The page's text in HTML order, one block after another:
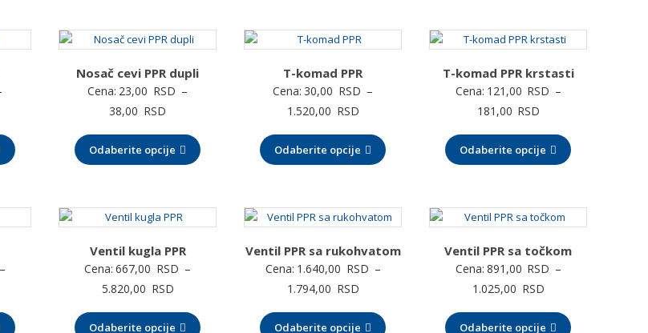
RSD
1.420,00 RSD
135,00 RSD
740,00 RSD
RSD
RSD
Nosač cevi PPR dupli
Cena: 23,00 RSD –
38,00 RSD
od
23,00 RSD
38,00 RSD
Odaberite opcije
T-komad PPR
Cena: 30,00 RSD –
1.520,00 RSD
od
30,00 RSD
1.520,00 RSD
Odaberite opcije
T-komad PPR krstasti
Cena: 121,00 RSD –
181,00 RSD
od
121,00 RSD
181,00 RSD
Odaberite opcije
–
Ventil kugla PPR
Cena: 667,00 RSD –
5.820,00 RSD
od
Odaberite opcije
Ventil PPR sa rukohvatom
Cena: 1.640,00 RSD –
1.794,00 RSD
od
Odaberite opcije
Ventil PPR sa točkom
Cena: 891,00 RSD –
1.025,00 RSD
od
Odaberite opcije